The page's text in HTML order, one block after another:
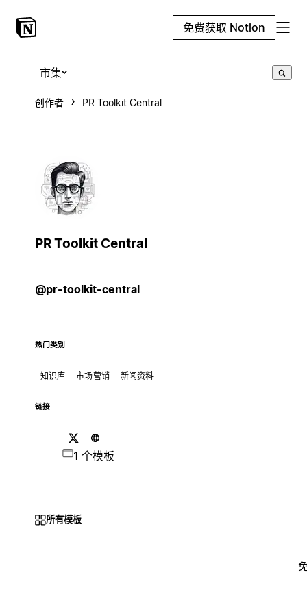
免费获取 Notion
市集
创作者 PR Toolkit Central
PR Toolkit Central
@pr-toolkit-central
热门类别
知识库 市场营销 新闻资料
链接
1 个模板
所有模板